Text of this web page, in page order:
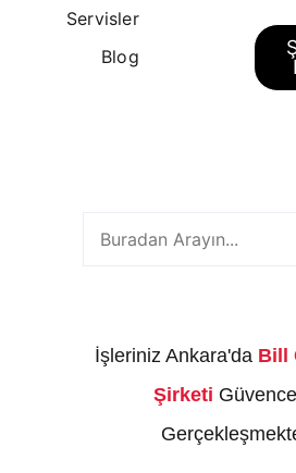
Servisler
Blog
İşleriniz Ankara'da Bill
Şirketi